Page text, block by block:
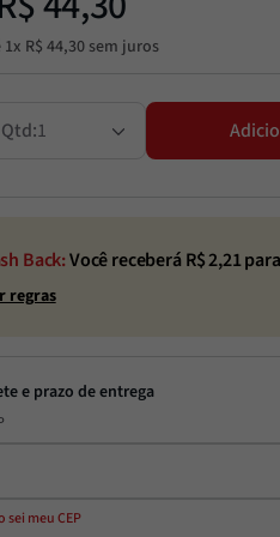
1x R$ 44,30sem juros
1
Back:Você receberá R$2,21
regras
sei meu CEP